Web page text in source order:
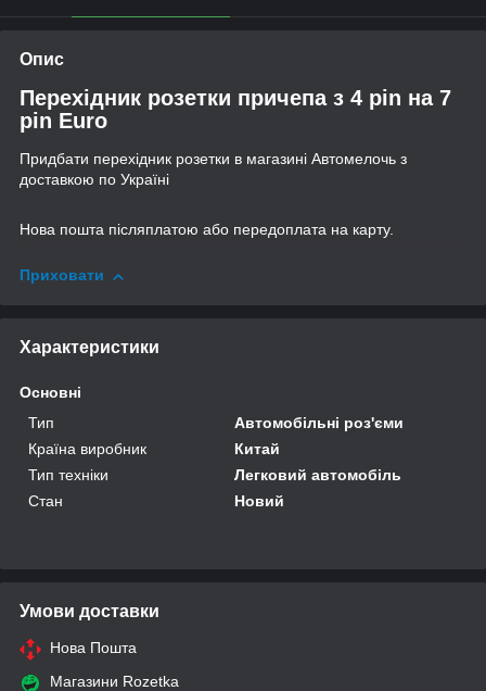
Опис
Перехідник розетки причепа з 4 pin на 7
pin Euro
Придбати перехідник розетки в магазині Автомелочь з
доставкою по Україні
Нова пошта післяплатою або передоплата на карту.
Приховати
Характеристики
Основні
Тип
Автомобільні роз'єми
Країна виробник
Китай
Тип техніки
Легковий автомобіль
Стан
Новий
Умови доставки
Нова Пошта
Магазини Rozetka